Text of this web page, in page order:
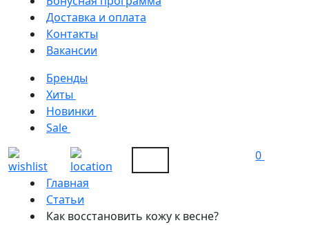
Доставка и оплата
Контакты
Вакансии
Бренды
Хиты
Новинки
Sale
0
Главная
Статьи
Как восстановить кожу к весне?